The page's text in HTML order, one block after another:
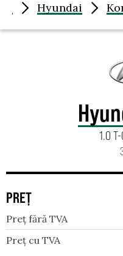
Hyundai
1.0 T-
PREȚ
Preț fără TVA
Preț cu TVA